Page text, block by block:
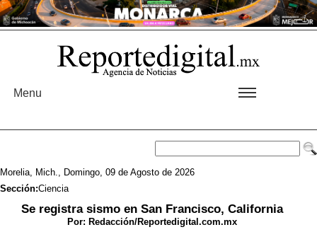
Menu
Morelia, Mich., Domingo, 09 de Agosto de 2026
Sección:Ciencia
Se registra sismo en San Francisco, California
Por: Redacción/Reportedigital.com.mx